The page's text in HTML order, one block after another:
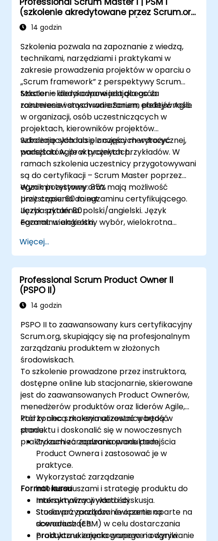
Wykonywać podstawowe i
zaawansowane wyszukiwania oraz analizy
Generować i przeglądać raporty
(szkolenie akredytowane przez Scrum.org
z egzaminem i certyfikacją)
14 godzin
Szkolenia pozwala na zapoznanie z wiedzą,
technikami, narzędziami i praktykami w
zakresie prowadzenia projektów w oparciu o
„Scrum framework” z perspektywy Scrum
Master – lidera odpowiadającego za
rozumienie i stosowanie Scrum, efektywność.
Szkolenie dedykowane jest dla osób
zainteresowanych wdrażaniem podejść Agile
w organizacji, osób uczestniczących w
projektach, kierowników projektów
wdrażających lub planujących wdrożyć
podejścia Agile w projektach.
Szkolenie składa się z części merytorycznej,
warsztatów, praktycznych przykładów. W
ramach szkolenia uczestnicy przygotowywani
są do certyfikacji – Scrum Master poprzez
egzamin testowy oraz mają możliwość
przystąpienia do egzaminu certyfikującego.
Język szkolenia: polski/angielski. Język
egzaminu: angielski.
Wynik pozytywny: 85%
Limit czasu: 60 minut
Liczba pytań: 80
Format: wielokrotny wybór, wielokrotna
Więcej...
Professional Scrum Product Owner II
(PSPO II)
14 godzin
PSPO II to zaawansowany kurs certyfikacyjny
Scrum.org, skupiający się na profesjonalnym
zarządzaniu produktem w złożonych
środowiskach.
To szkolenie prowadzone przez instruktora,
dostępne online lub stacjonarnie, skierowane
jest do zaawansowanych Product Ownerów,
menedżerów produktów oraz liderów Agile,
którzy chcą maksymalizować wartość
produktu i doskonalić się w nowoczesnych
praktykach zarządzania produktem.
Pod koniec szkolenia uczestnicy będą w
stanie:
Zrozumieć zaawansowane podejścia
Product Ownera i zastosować je w
praktyce.
Wykorzystać zarządzanie
interesariuszami i strategię produktu do
maksymalizacji wartości.
Stosować zarządzanie oparte na
dowodach (EBM) w celu dostarczania
produktu ukierunkowanego na wyniki.
Format kursu
Interaktywny wykład i dyskusja.
Studia przypadków i ćwiczenia oparte na
scenariuszach.
Praktyczne zajęcia grupowe i odgrywanie